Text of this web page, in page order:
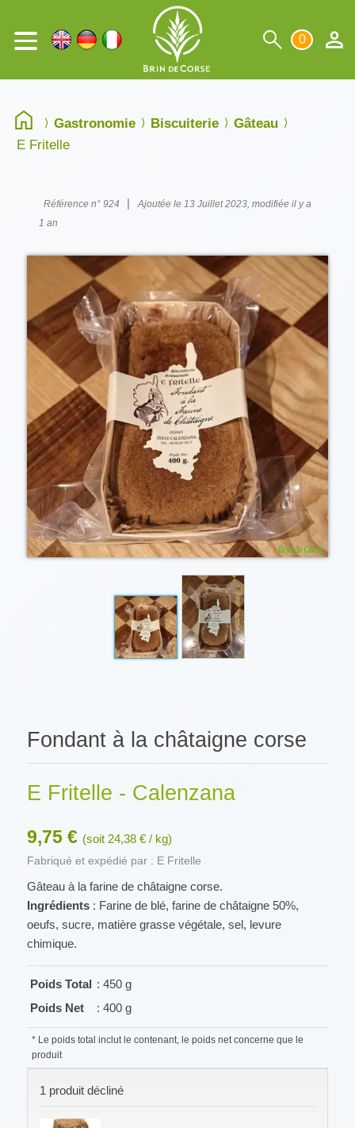
0
Gastronomie Biscuiterie
Gâteau
E Fritelle
Référence n° 924 |
Ajoutée le 13 Juillet 2023, modifiée il y a
1 an
Fondant à la châtaigne corse
E Fritelle - Calenzana
9,75 € (soit 24,38 € / kg)
Fabriqué et expédié par : E Fritelle
Gâteau à la farine de châtaigne corse.
Ingrédients : Farine de blé, farine de châtaigne 50%,
oeufs, sucre, matière grasse végétale, sel, levure
chimique.
Poids Total : 450 g
Poids Net
: 400 g
* Le poids total inclut le contenant, le poids net concerne que le
produit
1 produit décliné